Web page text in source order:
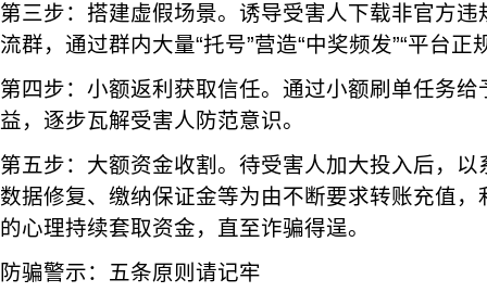
第三步：搭建虚假场景。诱导受害人下载非官方
流群，通过群内大量“托号”营造“中奖频发”“平台正
第四步：小额返利获取信任。通过小额刷单任务
益，逐步瓦解受害人防范意识。
第五步：大额资金收割。待受害人加大投入后，
数据修复、缴纳保证金等为由不断要求转账充值，
的心理持续套取资金，直至诈骗得逞。
防骗警示：五条原则请记牢